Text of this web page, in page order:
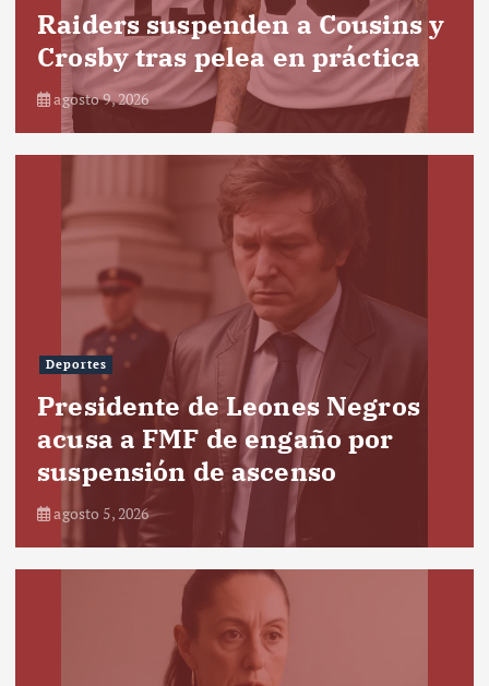
Raiders suspenden a Cousins y
Crosby tras pelea en práctica
agosto 9, 2026
Deportes
Presidente de Leones Negros
acusa a FMF de engaño por
suspensión de ascenso
agosto 5, 2026